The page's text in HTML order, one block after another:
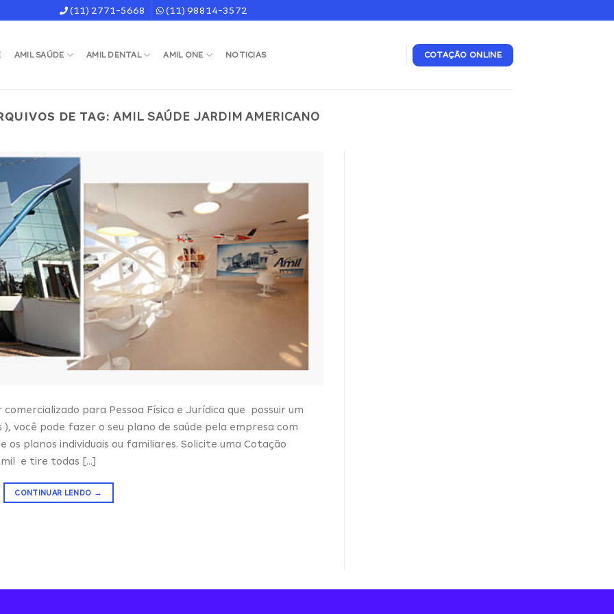
(11) 2771-5668 (11) 98814-3572
AMIL SAÚDE AMIL DENTAL AMIL ONE NOTICIAS COTAÇÃO ONLINE
DE TAG: AMIL SAÚDE JARDIM AMERICANO
para Pessoa Física e Jurídica que possuir um
), você pode fazer o seu plano de saúde pela empresa com
os planos individuais ou familiares. Solicite uma Cotação
e tire todas […]
CONTINUAR LENDO →